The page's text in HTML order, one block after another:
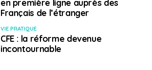
en première ligne auprès des
Français de l’étranger
VIE PRATIQUE
CFE : la réforme devenue
incontournable